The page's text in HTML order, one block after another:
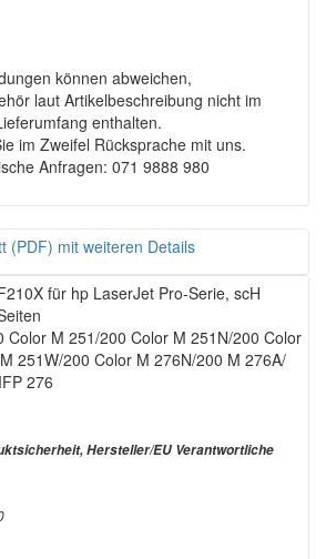
können abweichen,
laut Artikelbeschreibung nicht im
enthalten.
im Zweifel Rücksprache mit uns.
Anfragen: 071 9888 980
(PDF) mit weiteren Details
für hp LaserJet Pro-Serie, scH
Color M 251/200 Color M 251N/200 Color
251W/200 Color M 276N/200 M 276A/
276
Hersteller/EU Verantwortliche